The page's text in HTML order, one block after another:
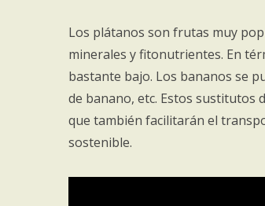
Los plátanos son frutas muy
minerales y fitonutrientes. En
bastante bajo. Los bananos se
de banano, etc. Estos sustitutos
que también facilitarán el
sostenible.